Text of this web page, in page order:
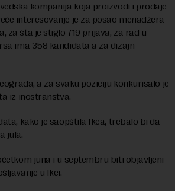
kompanija koja proizvodi i prodaje
interesovanje je za posao menadžera
za šta je stiglo 719 prijava, za rad u
ima 358 kandidata a za dizajn
a za svaku poziciju konkurisalo je
iz inostranstva.
kako je saopštila Ikea, trebalo bi da
jula.
juna i u septembru biti objavljeni
u Ikei.